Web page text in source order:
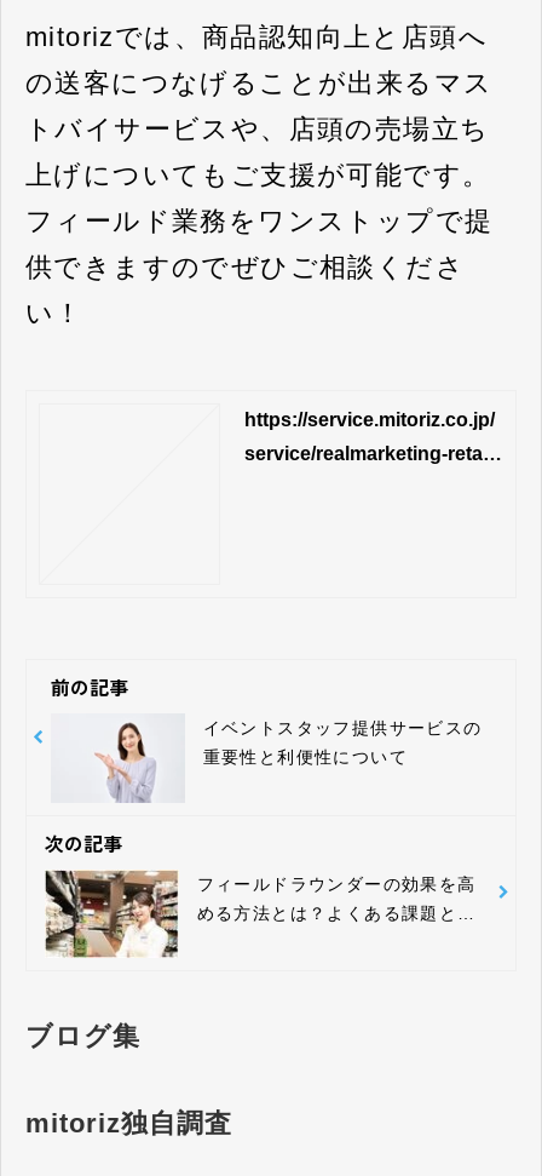
mitorizでは、商品認知向上と店頭へ
の送客につなげることが出来るマス
トバイサービスや、店頭の売場立ち
上げについてもご支援が可能です。
フィールド業務をワンストップで提
供できますのでぜひご相談くださ
い！
https://service.mitoriz.co.jp/
service/realmarketing-retails
前の記事
イベントスタッフ提供サービスの
重要性と利便性について
次の記事
フィールドラウンダーの効果を高
める方法とは？よくある課題と対
ブログ集
mitoriz独自調査